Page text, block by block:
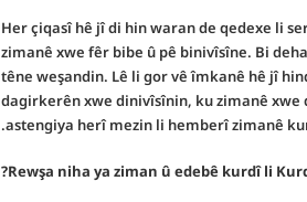
Her çiqasî hê jî di hin waran de qedexe li
zimanê xwe fêr bibe û pê binivîsîne. Bi
têne weşandin. Lê li gor vê îmkanê hê jî
dagirkerên xwe dinivîsînin, ku zimanê
astengiya herî mezin li hemberî zimanê